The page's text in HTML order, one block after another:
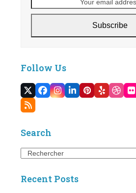
Subscribe
Follow Us
Twitter
(deprecated)
Facebook
Instagram
LinkedIn
Pinterest
Yelp
RSS
Search
Search
Recent Posts